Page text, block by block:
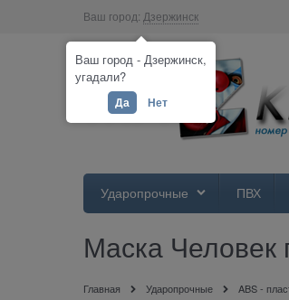
Ваш город: Дзержинск
Ударопрочные ПВХ
Маска Человек
Главная Ударопрочные ABS -
Ваш город - Дзержинск,
угадали?
Да Нет